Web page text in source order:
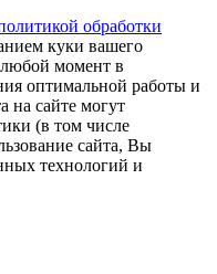
обработки
куки вашего
момент в
оптимальной работы и
на сайте могут
(в том числе
сайта, Вы
технологий и